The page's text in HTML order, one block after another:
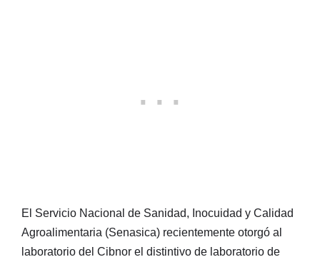
El Servicio Nacional de Sanidad, Inocuidad y Calidad
Agroalimentaria (Senasica) recientemente otorgó al
laboratorio del Cibnor el distintivo de laboratorio de